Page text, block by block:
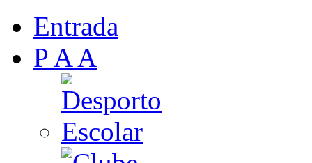
Entrada
P A A